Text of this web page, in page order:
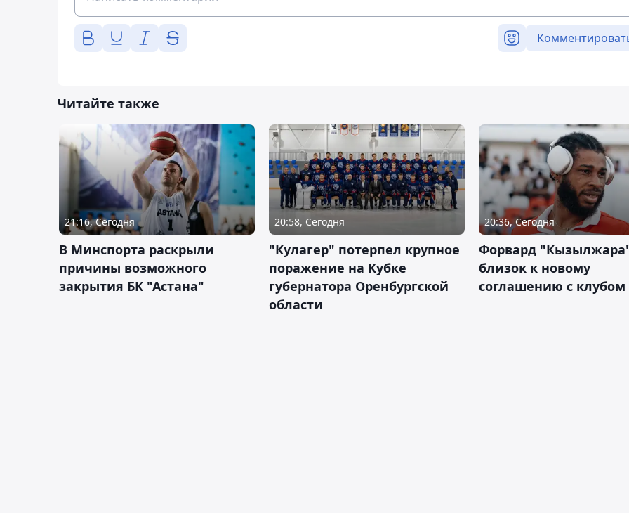
Читайте также
21:16, Сегодня
В Минспорта раскрыли
причины возможного
закрытия БК "Астана"
20:58, Сегодня
"Кулагер" потерпел крупное
поражение на Кубке
губернатора Оренбургской
области
20:36, Сегодня
Форвард
близок к новому
соглашению с клубом